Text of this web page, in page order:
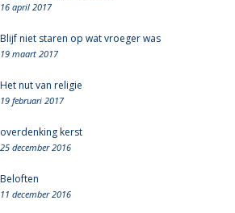
16 april 2017
Blijf niet staren op wat vroeger was
19 maart 2017
Het nut van religie
19 februari 2017
overdenking kerst
25 december 2016
Beloften
11 december 2016